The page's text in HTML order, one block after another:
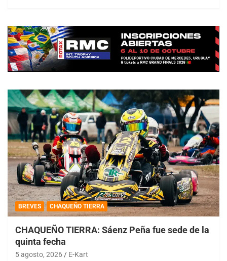
BREVES CHAQUEÑO TIERRA
CHAQUEÑO TIERRA: Sáenz Peña fue sede de la
quinta fecha
5 agosto, 2026 E-Kart